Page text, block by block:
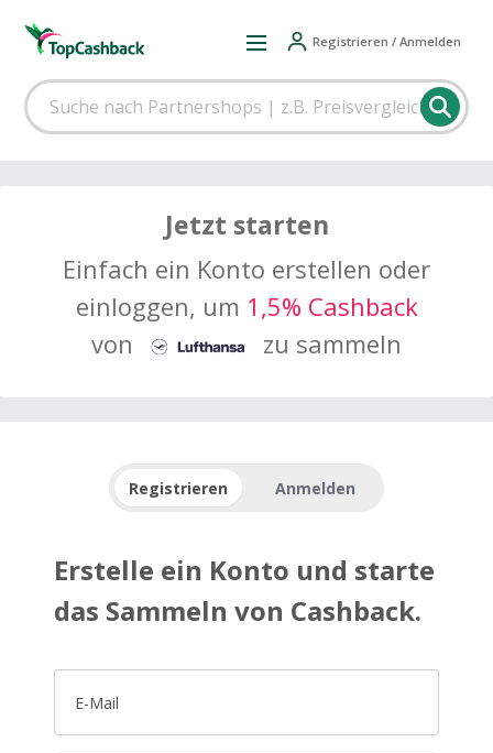
Registrieren / Anmelden
Jetzt starten
Einfach ein Konto erstellen oder
einloggen, um 1,5% Cashback
von
zu sammeln
Registrieren Anmelden
Erstelle ein Konto und starte
das Sammeln von Cashback.
E-Mail